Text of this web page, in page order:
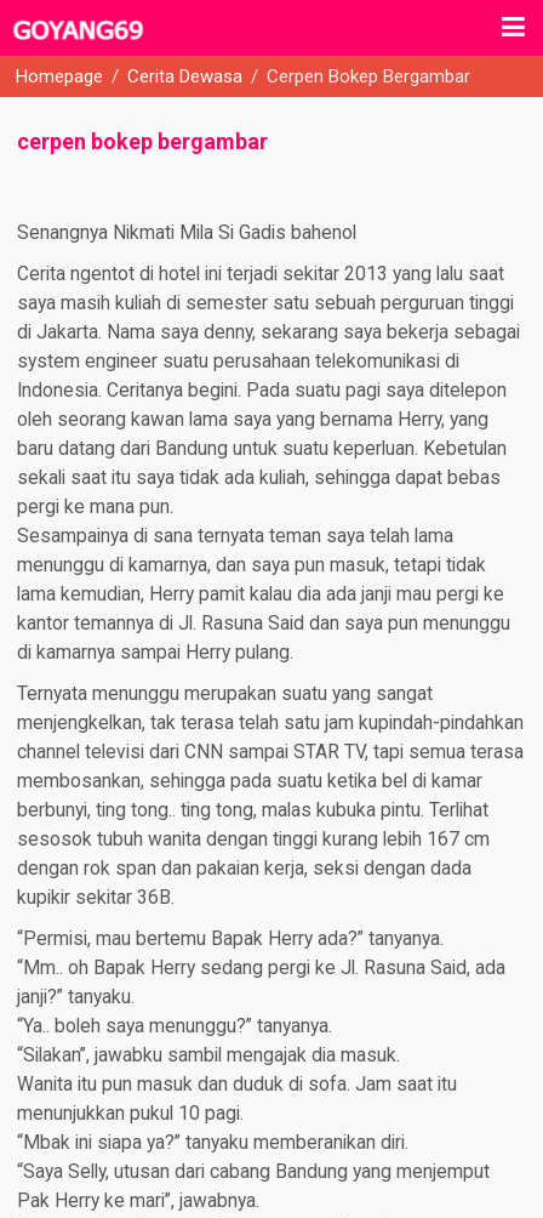
Homepage / Cerita Dewasa / Cerpen Bokep Bergambar
cerpen bokep bergambar
Senangnya Nikmati Mila Si Gadis bahenol
Cerita ngentot di hotel ini terjadi sekitar 2013 yang lalu saat
saya masih kuliah di semester satu sebuah perguruan tinggi
di Jakarta. Nama saya denny, sekarang saya bekerja sebagai
system engineer suatu perusahaan telekomunikasi di
Indonesia. Ceritanya begini. Pada suatu pagi saya ditelepon
oleh seorang kawan lama saya yang bernama Herry, yang
baru datang dari Bandung untuk suatu keperluan. Kebetulan
sekali saat itu saya tidak ada kuliah, sehingga dapat bebas
pergi ke mana pun.
Sesampainya di sana ternyata teman saya telah lama
menunggu di kamarnya, dan saya pun masuk, tetapi tidak
lama kemudian, Herry pamit kalau dia ada janji mau pergi ke
kantor temannya di Jl. Rasuna Said dan saya pun menunggu
di kamarnya sampai Herry pulang.
Ternyata menunggu merupakan suatu yang sangat
menjengkelkan, tak terasa telah satu jam kupindah-pindahkan
channel televisi dari CNN sampai STAR TV, tapi semua terasa
membosankan, sehingga pada suatu ketika bel di kamar
berbunyi, ting tong.. ting tong, malas kubuka pintu. Terlihat
sesosok tubuh wanita dengan tinggi kurang lebih 167 cm
dengan rok span dan pakaian kerja, seksi dengan dada
kupikir sekitar 36B.
“Permisi, mau bertemu Bapak Herry ada?” tanyanya.
“Mm.. oh Bapak Herry sedang pergi ke Jl. Rasuna Said, ada
janji?” tanyaku.
“Ya.. boleh saya menunggu?” tanyanya.
“Silakan”, jawabku sambil mengajak dia masuk.
Wanita itu pun masuk dan duduk di sofa. Jam saat itu
menunjukkan pukul 10 pagi.
“Mbak ini siapa ya?” tanyaku memberanikan diri.
“Saya Selly, utusan dari cabang Bandung yang menjemput
Pak Herry ke mari”, jawabnya.